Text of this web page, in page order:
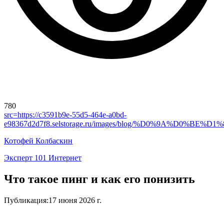
780
src=https://c3591b9e-55d5-464e-a0bd-
e98367d2d7f8.selstorage.ru/images/blog/
Котофей Колбаскин
Эксперт 101 Интернет
Что такое пинг и как его понизить
Публикация:17 июня 2026 г.